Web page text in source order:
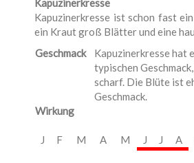
Kapuzinerkresse
Kapuzinerkresse ist schon fast
ein Kraut groß Blätter und eine
Geschmack
Kapuzinerkresse hat
typischen
scharf. Die Blüte ist
Geschmack.
Wirkung
J F M A M J J A